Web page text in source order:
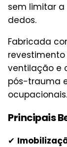
sem limitar
dedos.
Fabricada
ventilação e
pós-trauma
ocupacionais.
Principais
✔